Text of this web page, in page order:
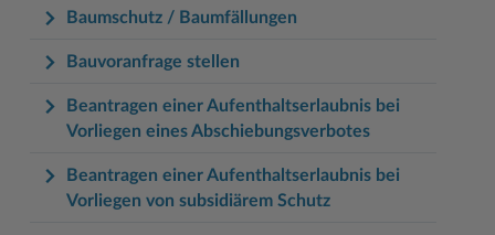
Baumschutz / Baumfällungen
Bauvoranfrage stellen
Beantragen einer Aufenthaltserlaubnis bei
Vorliegen eines Abschiebungsverbotes
Beantragen einer Aufenthaltserlaubnis bei
Vorliegen von subsidiärem Schutz